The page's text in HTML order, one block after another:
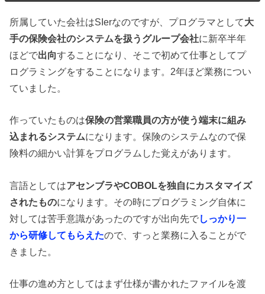
所属していた会社はSIerなのですが、プログラマとして大
手の保険会社のシステムを扱うグループ会社に新卒半年
ほどで出向することになり、そこで初めて仕事としてプ
ログラミングをすることになります。2年ほど業務につい
ていました。
作っていたものは保険の営業職員の方が使う端末に組み
込まれるシステムになります。保険のシステムなので保
険料の細かい計算をプログラムした覚えがあります。
言語としてはアセンブラやCOBOLを独自にカスタマイズ
されたものになります。その時にプログラミング自体に
対しては苦手意識があったのですが出向先でしっかり一
から研修してもらえたので、すっと業務に入ることがで
きました。
仕事の進め方としてはまず仕様が書かれたファイルを渡